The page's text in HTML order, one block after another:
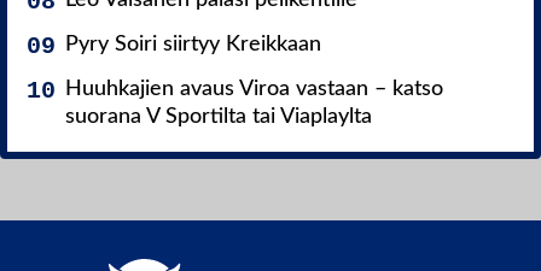
Pyry Soiri siirtyy Kreikkaan
Huuhkajien avaus Viroa vastaan – katso
suorana V Sportilta tai Viaplaylta